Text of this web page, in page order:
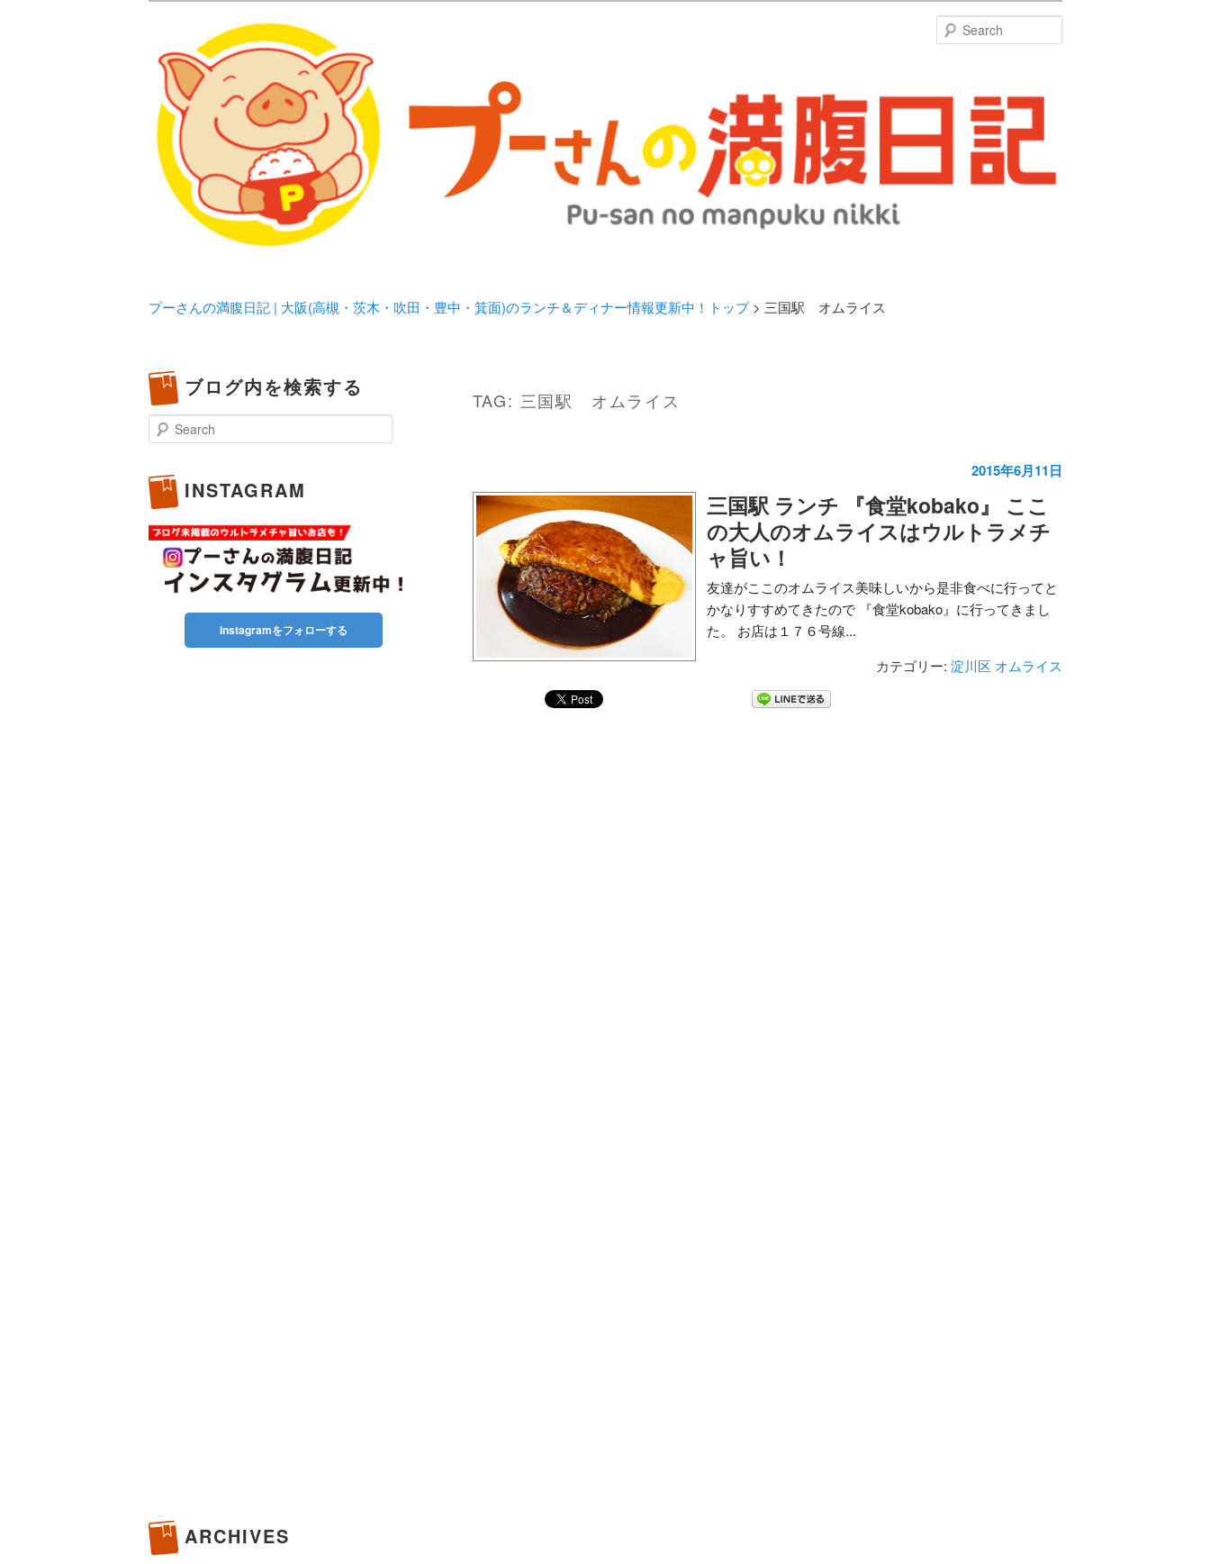
プーさんの満腹日記 | 大阪(高槻・茨木・吹田・
豊中・箕面)のランチ＆ディナー情報更新中！
化してます。
プーさんの満腹日記 | 大阪(高槻・茨木・吹田・豊中・箕面)のランチ＆ディナー情報更新中！トップ> 三国駅 オムライス
TAG: 三国駅 オムライス
2015年6月11日
三国駅 ランチ 『食堂kobako』 ここ
の大人のオムライスはウルトラメチ
ャ旨い！
友達がここのオムライス美味しいから是非食べに行ってと
かなりすすめてきたので 『食堂kobako』に行ってきまし
た。 お店は１７６号線...
カテゴリー: 淀川区 オムライス
ブログ内を検索する
Search
INSTAGRAM
Instagramをフォローする
ARCHIVES